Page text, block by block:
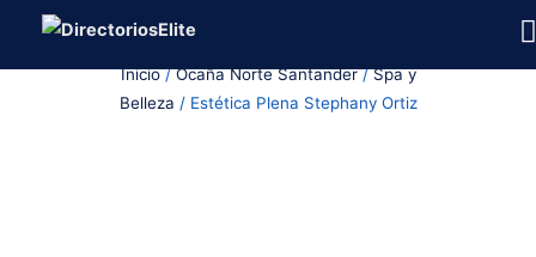
Inicio/Ocaña Norte Santander/Spa y
Belleza / Estética Plena Stephany Ortiz